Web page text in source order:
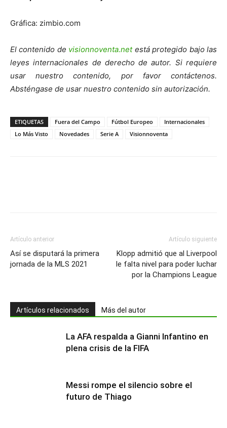
Gráfica: zimbio.com
El contenido de visionnoventa.netestá protegido bajo las
leyes internacionales de derecho de autor. Si requiere
usar nuestro contenido, por favor contáctenos.
Absténgase de usar nuestro contenido sin autorización.
ETIQUETAS Fuera del Campo Fútbol Europeo
Internacionales
Lo Más Visto
Novedades Serie A Visionnoventa
Artículo anterior
Así se disputará la primera
jornada de la MLS 2021
Artículo siguiente
Klopp admitió que al Liverpool
le falta nivel para poder luchar
por la Champions League
Artículos relacionados Más del autor
La AFA respalda a Gianni Infantino en
plena crisis de la FIFA
Messi rompe el silencio sobre el
futuro de Thiago